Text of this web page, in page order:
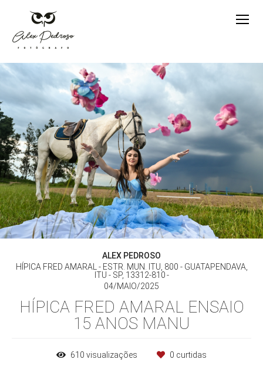
ALEX PEDROSO
HÍPICA FRED AMARAL - ESTR. MUN. ITU, 800 - GUATAPENDAVA,
ITU - SP, 13312-810
04/MAIO/2025
HÍPICA FRED AMARAL ENSAIO
15 ANOS MANU
610 visualizações 0 curtidas